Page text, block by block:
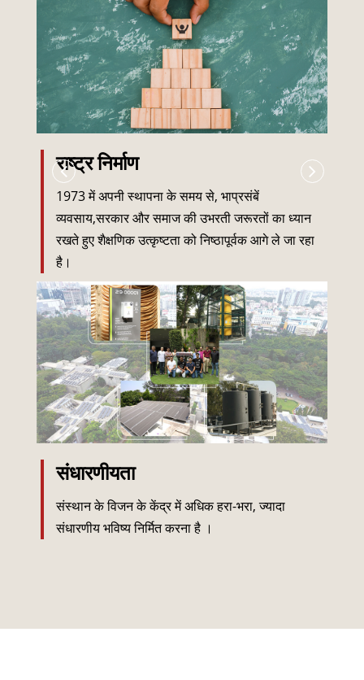
राष्ट्र निर्माण
1973 में अपनी स्थापना के समय से, भाप्रसंबें
व्यवसाय,सरकार और समाज की उभरती जरूरतों का ध्यान
रखते हुए शैक्षणिक उत्कृष्टता को निष्ठापूर्वक आगे ले जा रहा
है।
संधारणीयता
संस्थान के विजन के केंद्र में अधिक हरा-भरा, ज्यादा
संधारणीय भविष्य निर्मित करना है ।